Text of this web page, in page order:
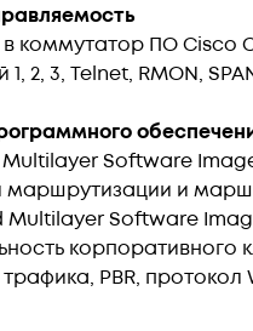
коммутатор ПО Cisco
2, 3, Telnet, RMON,
Software
маршрутизации и
Multilayer Software
PBR, протокол